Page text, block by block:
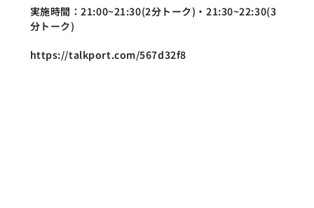
実施時間：21:00~21:30(2分トーク)・21:30~22:30(3
分トーク)
https://talkport.com/567d32f8